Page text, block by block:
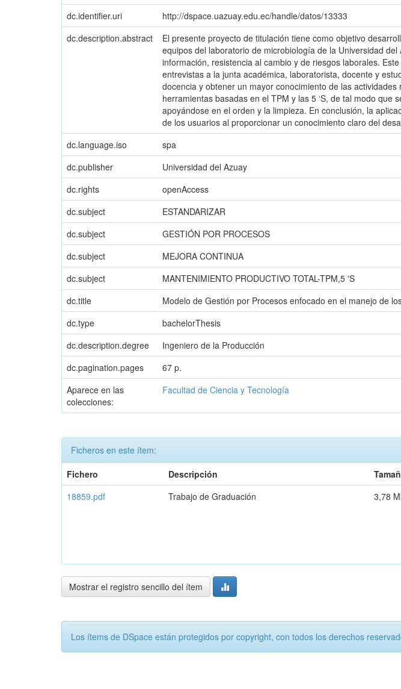
dc.identifier.uri
http://dspace.uazuay.edu.ec/handle/datos/13333
dc.description.abstract
El presente proyecto de titulación tiene como objetivo
equipos del laboratorio de microbiología de la Universidad
información, resistencia al cambio y de riesgos laborales.
entrevistas a la junta académica, laboratorista, docente y
docencia y obtener un mayor conocimiento de las
herramientas basadas en el TPM y las 5 ‘S, de tal modo
apoyándose en el orden y la limpieza. En conclusión, la
de los usuarios al proporcionar un conocimiento claro del
dc.language.iso spa
dc.publisher
Universidad del Azuay
dc.rights
openAccess
dc.subject
ESTANDARIZAR
dc.subject
GESTIÓN POR PROCESOS
dc.subject
MEJORA CONTINUA
dc.subject
MANTENIMIENTO PRODUCTIVO TOTAL-TPM,5 'S
dc.title
Modelo de Gestión por Procesos enfocado en el manejo de
dc.type
bachelorThesis
dc.description.degree
Ingeniero de la Producción
dc.pagination.pages
67 p.
Aparece en las
colecciones:
Facultad de Ciencia y Tecnología
Ficheros en este ítem:
Fichero
Descripción
18859.pdf
Trabajo de Graduación 3,78
Mostrar el registro sencillo del ítem
Los ítems de DSpace están protegidos por copyright, con todos los derechos